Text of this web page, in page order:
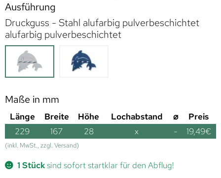
Ausführung
Druckguss - Stahl alufarbig pulverbeschichtet
alufarbig pulverbeschichtet
Maße in mm
Länge Breite Höhe Lochabstand ⌀
Preis
229
167 28 x - 19,49€
(inkl. MwSt., zzgl. Versand)
1 Stücksind sofort startklar für den Abflug!